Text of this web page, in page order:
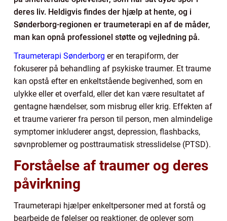
deres liv. Heldigvis findes der hjælp at hente, og i
Sønderborg-regionen er traumeterapi en af de måder,
man kan opnå professionel støtte og vejledning på.
Traumeterapi Sønderborg er en terapiform, der
fokuserer på behandling af psykiske traumer. Et traume
kan opstå efter en enkeltstående begivenhed, som en
ulykke eller et overfald, eller det kan være resultatet af
gentagne hændelser, som misbrug eller krig. Effekten af
et traume varierer fra person til person, men almindelige
symptomer inkluderer angst, depression, flashbacks,
søvnproblemer og posttraumatisk stresslidelse (PTSD).
Forståelse af traumer og deres
påvirkning
Traumeterapi hjælper enkeltpersoner med at forstå og
bearbejde de følelser og reaktioner, de oplever som